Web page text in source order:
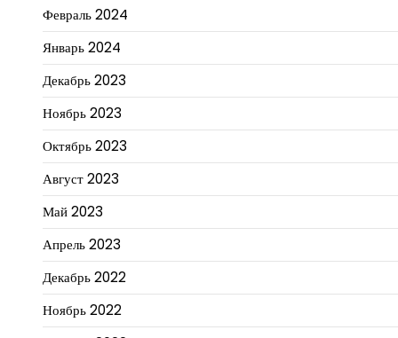
Февраль 2024
Январь 2024
Декабрь 2023
Ноябрь 2023
Октябрь 2023
Август 2023
Май 2023
Апрель 2023
Декабрь 2022
Ноябрь 2022